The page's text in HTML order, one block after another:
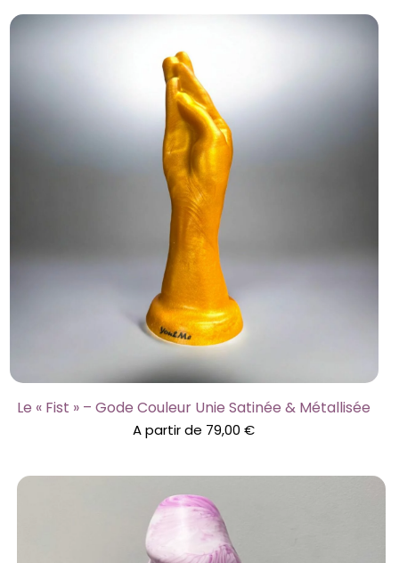
Le « Fist » – Gode Couleur Unie Satinée & Métallisée
A partir de 79,00€